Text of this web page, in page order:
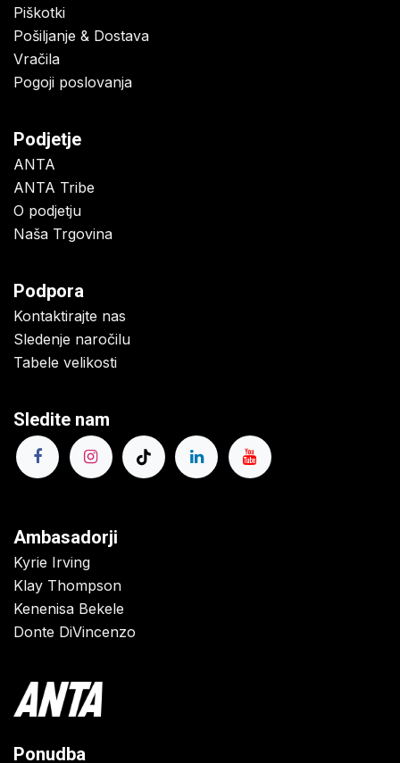
Piškotki
Pošiljanje & Dostava
Vračila
Pogoji poslovanja
Podjetje
ANTA
ANTA Tribe
O podjetju
Naša Trgovina
Podpora
Kontaktirajte nas
Sledenje naročilu
Tabele velikosti
Sledite nam
Ambasadorji
Kyrie Irving
Klay Thompson
Kenenisa Bekele
Donte DiVincenzo
Ponudba